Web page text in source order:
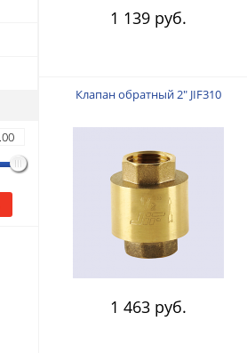
1 139 руб.
Клапан обратный 2" JIF310
1 463 руб.